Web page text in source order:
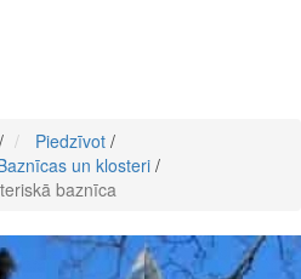
/ Piedzīvot /
un klosteri /
baznīca